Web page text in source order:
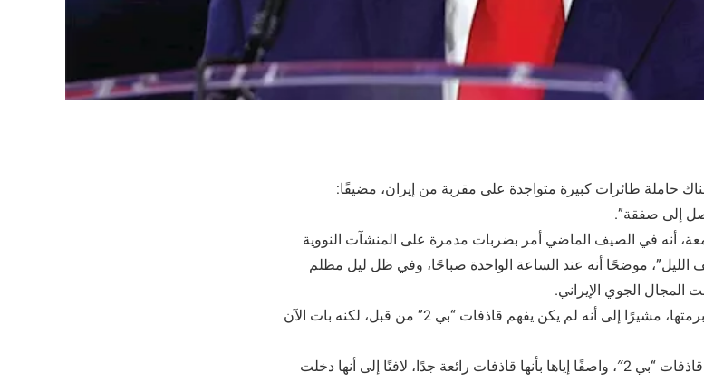
حاملة طائرات كبيرة متواجدة على مقربة من إيران، مضيفًا:
إلى صفقة”.
أنه في الصيف الماضي أمر بضربات مدمرة على المنشآت النووية
الليل”، موضحًا أنه عند الساعة الواحدة صباحًا، وفي ظل ليل مظلم
المجال الجوي الإيراني.
وتابع الرئيس الأمريكي أنه شاهد العملية برمتها، مشيرًا إلى أنه لم يكن يفهم قاذفات “بي 2” من قبل، لكنه بات الآن
وأكد ترامب أنه طالب بتصنيع المزيد من قاذفات “بي 2″، واصفًا إياها بأنها قاذفات رائعة جدًا، لافتًا إلى أنها دخلت